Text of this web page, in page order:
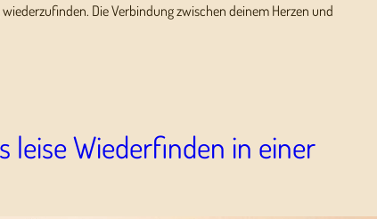
Die Verbindung zwischen deinem Herzen und
leise Wiederfinden in einer